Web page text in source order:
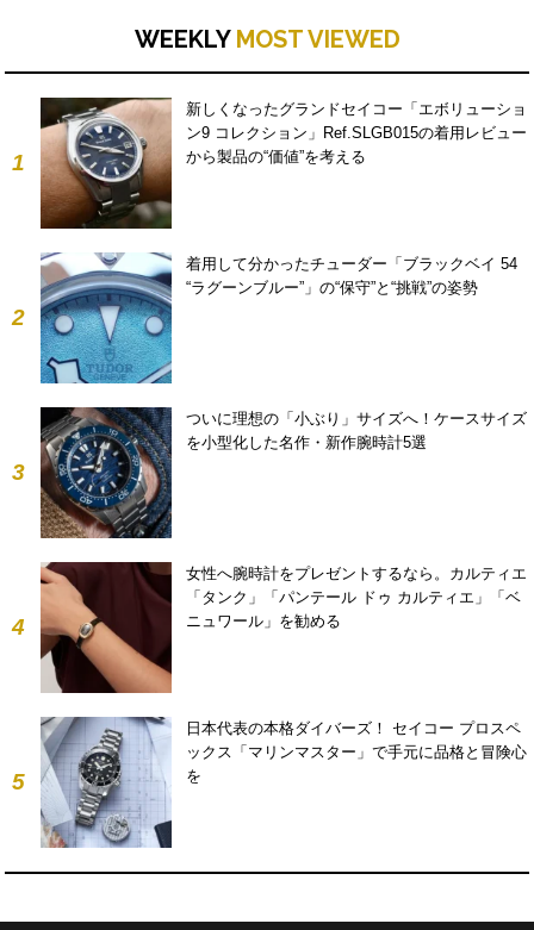
WEEKLY MOST VIEWED
1
新しくなったグランドセイコー「エボリューショ
ン9 コレクション」Ref.SLGB015の着用レビュー
から製品の“価値”を考える
2
着用して分かったチューダー「ブラックベイ 54
“ラグーンブルー”」の“保守”と“挑戦”の姿勢
3
ついに理想の「小ぶり」サイズへ！ケースサイズ
を小型化した名作・新作腕時計5選
4
女性へ腕時計をプレゼントするなら。カルティエ
「タンク」「パンテール ドゥ カルティエ」「ベ
ニュワール」を勧める
5
日本代表の本格ダイバーズ！ セイコー プロスペ
ックス「マリンマスター」で手元に品格と冒険心
を